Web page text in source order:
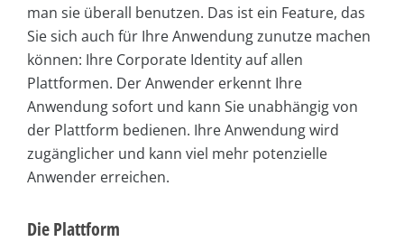
man sie überall benutzen. Das ist ein Feature, das
Sie sich auch für Ihre Anwendung zunutze machen
können: Ihre Corporate Identity auf allen
Plattformen. Der Anwender erkennt Ihre
Anwendung sofort und kann Sie unabhängig von
der Plattform bedienen. Ihre Anwendung wird
zugänglicher und kann viel mehr potenzielle
Anwender erreichen.
Die Plattform